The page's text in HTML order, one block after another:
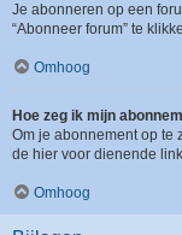
Je abonneren op een
“Abonneer forum” te
Omhoog
Hoe zeg ik mijn
Om je abonnement op te
de hier voor dienende
Omhoog